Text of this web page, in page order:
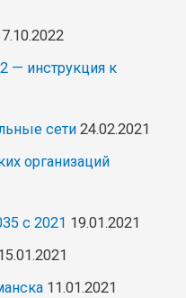
— инструкция к
сети 24.02.2021
организаций
с 2021 19.01.2021
11.01.2021